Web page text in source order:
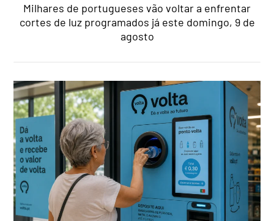
Milhares de portugueses vão voltar a enfrentar
cortes de luz programados já este domingo, 9 de
agosto